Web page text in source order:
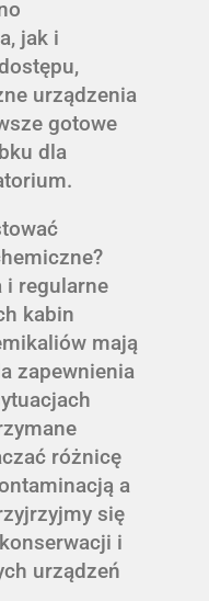
jak i
urządzenia
gotowe
dla
i regularne
kabin
mają
zapewnienia
różnicę
a
się
i
urządzeń